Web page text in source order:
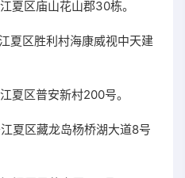
夏区庙山花山郡30栋。
夏区胜利村海康威视中天建
夏区普安新村200号。
夏区藏龙岛杨桥湖大道8号